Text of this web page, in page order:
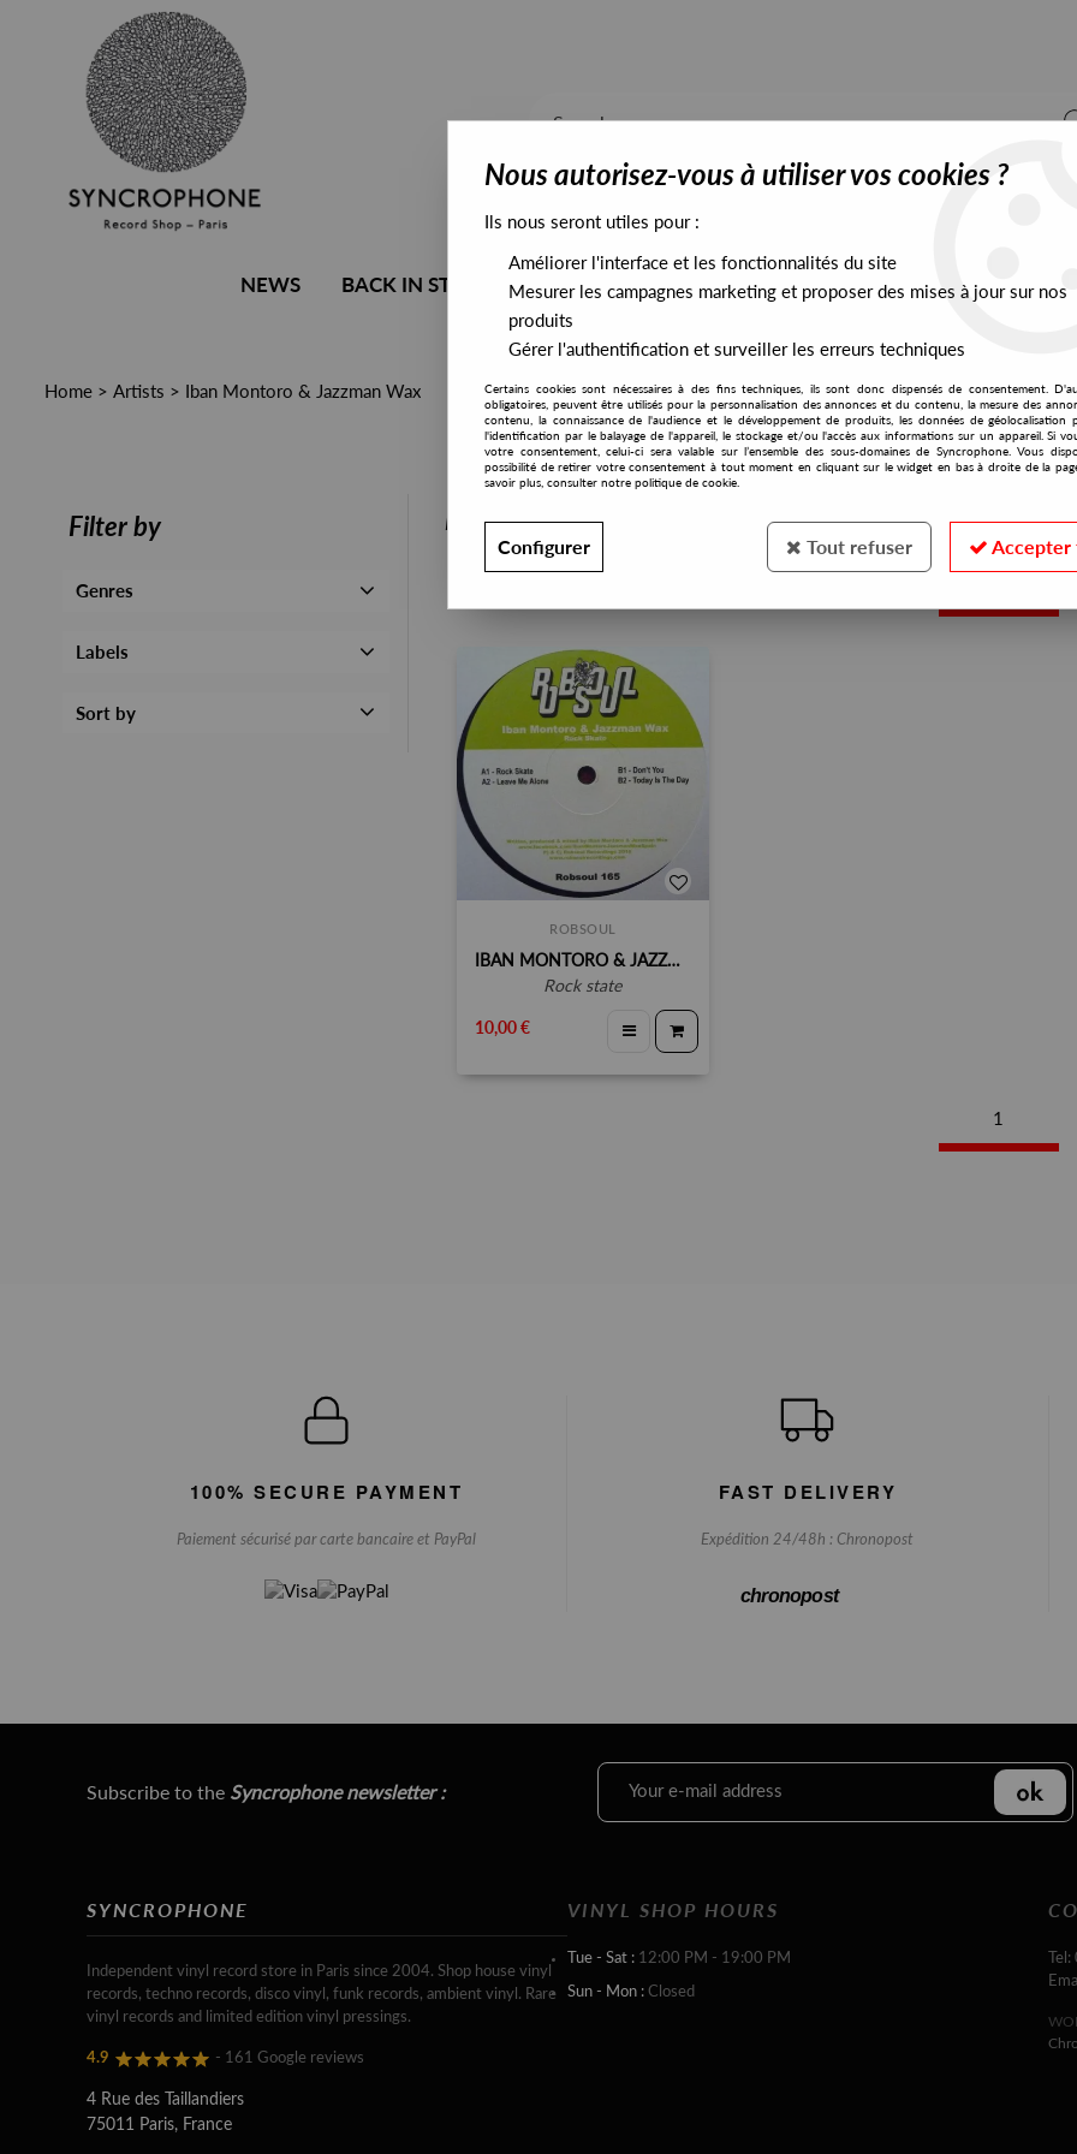
NEWS BACK IN STOCK ALL STOCK EXCLUSIVES PRESALES EXCLUSIVES
Home > Artists > Iban Montoro & Jazzman Wax
Filter by
Genres
Labels
Sort by
PRESALES EXCLUSIVES
ROBSOUL
IBAN MONTORO & JAZZMAN WAX
rock state
10,00 €
1
100% SECURE PAYMENT
Paiement sécurisé par carte bancaire et PayPal
FAST DELIVERY
Expédition 24/48h : Chronopost
chronopost
Subscribe to the Syncrophone newsletter :
SYNCROPHONE
Independent vinyl record store in Paris since 2004. Shop house vinyl
records, techno records, disco vinyl, funk records, ambient vinyl. Rare
vinyl records and limited edition vinyl pressings.
4.9 - 161 Google reviews
4 Rue des Taillandiers
75011 Paris, France
VINYL SHOP HOURS
Tue - Sat : 12:00 PM - 19:00 PM
Sun - Mon : Closed
Nous autorisez-vous à utiliser vos cookies ?
Ils nous seront utiles pour :
Améliorer l'interface et les fonctionnalités du site
Mesurer les campagnes marketing et proposer des mises à jour sur nos
produits
Gérer l'authentification et surveiller les erreurs techniques
Certains cookies sont nécessaires à des fins techniques, ils sont donc dispensés de consentement.
obligatoires, peuvent être utilisés pour la personnalisation des annonces et du contenu, la mesure des
contenu, la connaissance de l'audience et le développement de produits, les données de géolocalisation
l'identification par le balayage de l'appareil, le stockage et/ou l'accès aux informations sur un appareil. Si
votre consentement, celui-ci sera valable sur l’ensemble des sous-domaines de Syncrophone. Vous
possibilité de retirer votre consentement à tout moment en cliquant sur le widget en bas à droite de la
savoir plus, consulter notre politique de cookie.
Configurer Tout refuser Accepter